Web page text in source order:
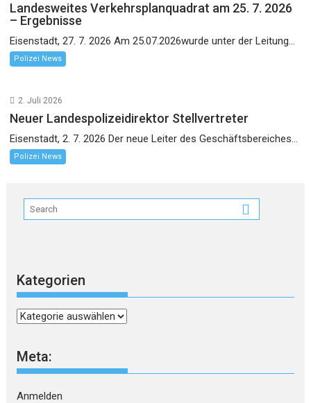
Landesweites Verkehrsplanquadrat am 25. 7. 2026
– Ergebnisse
Eisenstadt, 27. 7. 2026 Am 25.07.2026wurde unter der Leitung...
Polizei News
2. Juli 2026
Neuer Landespolizeidirektor Stellvertreter
Eisenstadt, 2. 7. 2026 Der neue Leiter des Geschäftsbereiches...
Polizei News
Kategorien
Kategorien
Meta:
Anmelden